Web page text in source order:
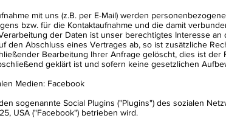
mit uns (z.B. per E-Mail) werden
bzw. für die Kontaktaufnahme und die damit
der Daten ist unser berechtigtes Interesse an
den Abschluss eines Vertrages ab, so ist zusätzliche
Bearbeitung Ihrer Anfrage gelöscht, dies ist
geklärt ist und sofern keine gesetzlichen
Medien: Facebook
sogenannte Social Plugins ("Plugins") des sozialen
USA ("Facebook") betrieben wird.